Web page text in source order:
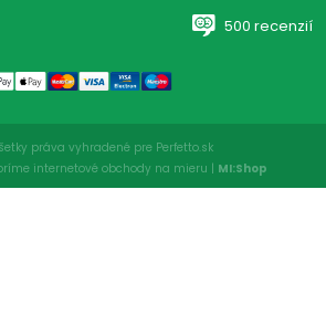
500 recenzií
práva vyhradené pre Perfetto.sk
internetové obchody na mieru | MI:Shop